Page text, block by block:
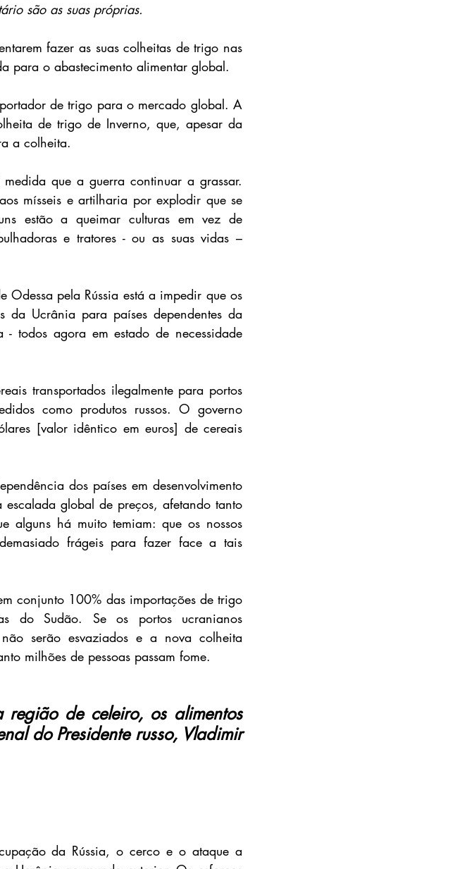
são as suas próprias.
fazer as suas colheitas de trigo nas
para o abastecimento alimentar global.
de trigo para o mercado global. A
de trigo de Inverno, que, apesar da
a colheita.
que a guerra continuar a grassar.
mísseis e artilharia por explodir que se
estão a queimar culturas em vez de
e tratores - ou as suas vidas –
pela Rússia está a impedir que os
da Ucrânia para países dependentes da
todos agora em estado de necessidade
transportados ilegalmente para portos
como produtos russos. O governo
[valor idêntico em euros] de cereais
dos países em desenvolvimento
escalada global de preços, afetando tanto
alguns há muito temiam: que os nossos
frágeis para fazer face a tais
conjunto 100% das importações de trigo
do Sudão. Se os portos ucranianos
serão esvaziados e a nova colheita
milhões de pessoas passam fome.
de celeiro, os alimentos
do Presidente russo, Vladimir
da Rússia, o cerco e o ataque a